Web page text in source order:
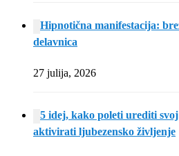
Hipnotična manifestacija:
delavnica
27 julija, 2026
5 idej, kako poleti urediti
aktivirati ljubezensko življenje